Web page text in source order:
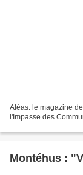
Aléas: le magazine
l'Impasse des
Montéhus :